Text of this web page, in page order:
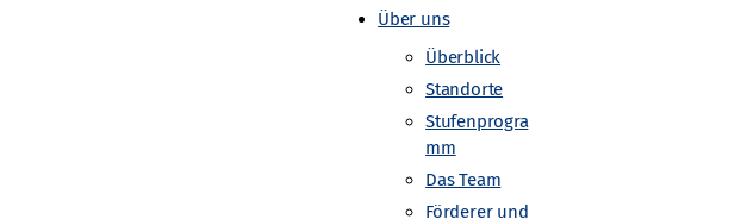
Über uns
Überblick
Standorte
Stufenprogra
mm
Das Team
Förderer und